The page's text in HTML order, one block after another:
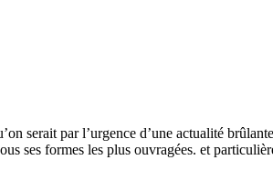
serait par l’urgence d’une actualité
ses formes les plus ouvragées. et